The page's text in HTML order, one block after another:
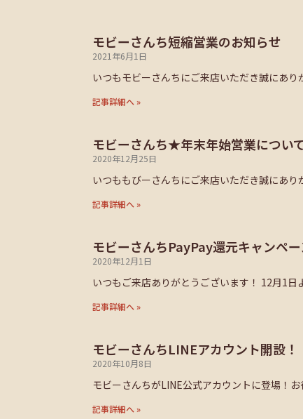
モビーさんち短縮営業のお知らせ
2021年6月1日
いつもモビーさんちにご来店いただき誠にあ
記事詳細へ »
モビーさんち★年末年始営業につい
2020年12月25日
いつももびーさんちにご来店いただき誠にあ
記事詳細へ »
モビーさんちPayPay還元キャンペー
2020年12月1日
いつもご来店ありがとうございます！ 12月1
記事詳細へ »
モビーさんちLINEアカウント開設！
2020年10月8日
モビーさんちがLINE公式アカウントに登場！
記事詳細へ »